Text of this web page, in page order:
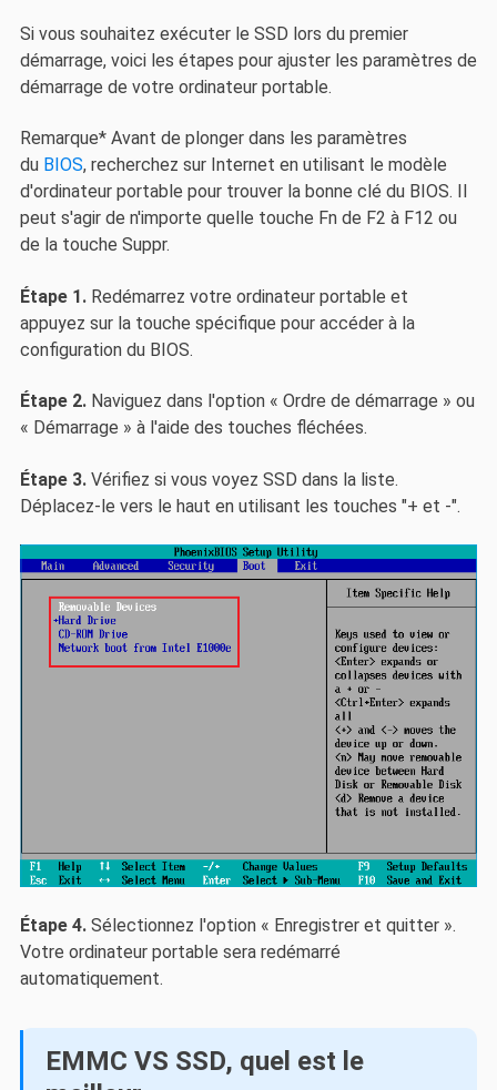
Si vous souhaitez exécuter le SSD lors du premier
démarrage, voici les étapes pour ajuster les paramètres de
démarrage de votre ordinateur portable.
Remarque* Avant de plonger dans les paramètres
du BIOS, recherchez sur Internet en utilisant le modèle
d'ordinateur portable pour trouver la bonne clé du BIOS. Il
peut s'agir de n'importe quelle touche Fn de F2 à F12 ou
de la touche Suppr.
Étape 1.Redémarrez votre ordinateur portable et
appuyez sur la touche spécifique pour accéder à la
configuration du BIOS.
Étape 2.Naviguez dans l'option « Ordre de démarrage » ou
« Démarrage » à l'aide des touches fléchées.
Étape 3.Vérifiez si vous voyez SSD dans la liste.
Déplacez-le vers le haut en utilisant les touches "+ et -".
Étape 4.Sélectionnez l'option « Enregistrer et quitter ».
Votre ordinateur portable sera redémarré
automatiquement.
EMMC VS SSD, quel est le